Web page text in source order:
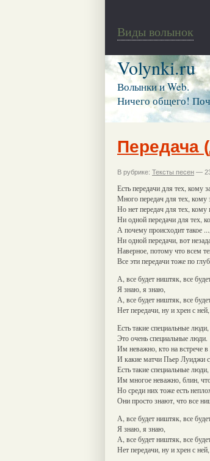
Виды волынок
Volynki.ru
Волынки и Web.
Ничего общего!
Передача
В рубрике: Тексты песен —
Есть передачи для тех, кому
Много передач для тех, кому
Но нет передач для тех, кому
Ни одной передачи для тех,
А почему происходит такое ...,
Ни одной передачи, вот
Наверное, потому что всем
Все эти передачи тоже по
А, все будет ништяк, все
Я знаю, я знаю,
А, все будет ништяк, все
Нет передачи, ну и хрен с
Есть такие специальные люди,
Это очень специальные люди.
Им неважно, кто на встрече в
И какие матчи Пьер Луиджи
Есть такие специальные люди,
Им многое неважно, блин,
Но среди них тоже есть
Они просто знают, что все
А, все будет ништяк, все
Я знаю, я знаю,
А, все будет ништяк, все
Нет передачи, ну и хрен с